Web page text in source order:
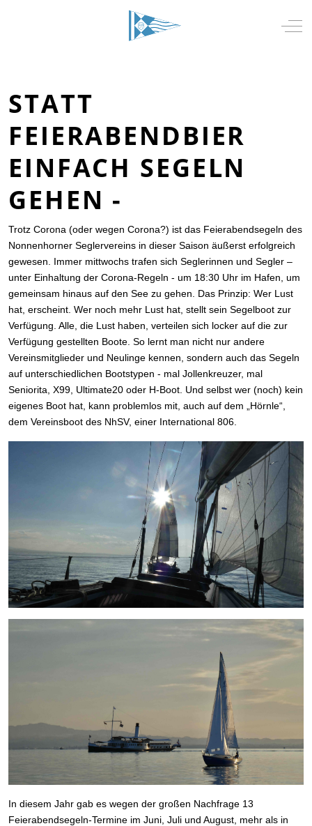
Off-
STATT
FEIERABENDBIER
EINFACH SEGELN
GEHEN -
Trotz Corona (oder wegen Corona?) ist das Feierabendsegeln des
Nonnenhorner Seglervereins in dieser Saison äußerst erfolgreich
gewesen. Immer mittwochs trafen sich Seglerinnen und Segler –
unter Einhaltung der Corona-Regeln - um 18:30 Uhr im Hafen, um
gemeinsam hinaus auf den See zu gehen. Das Prinzip: Wer Lust
hat, erscheint. Wer noch mehr Lust hat, stellt sein Segelboot zur
Verfügung. Alle, die Lust haben, verteilen sich locker auf die zur
Verfügung gestellten Boote. So lernt man nicht nur andere
Vereinsmitglieder und Neulinge kennen, sondern auch das Segeln
auf unterschiedlichen Bootstypen - mal Jollenkreuzer, mal
Seniorita, X99, Ultimate20 oder H-Boot. Und selbst wer (noch) kein
eigenes Boot hat, kann problemlos mit, auch auf dem „Hörnle“,
dem Vereinsboot des NhSV, einer International 806.
In diesem Jahr gab es wegen der großen Nachfrage 13
Feierabendsegeln-Termine im Juni, Juli und August, mehr als in